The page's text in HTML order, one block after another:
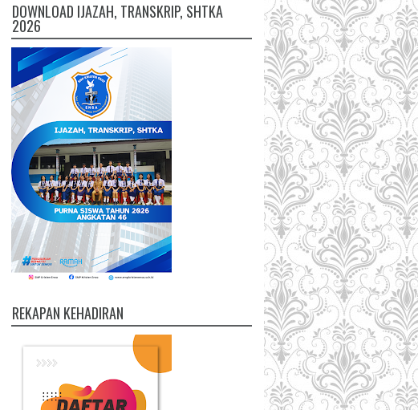
DOWNLOAD IJAZAH, TRANSKRIP, SHTKA
2026
REKAPAN KEHADIRAN